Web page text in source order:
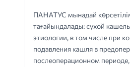
ПАНАТУС мынадай
тағайындалады: сухой
этиологии, в том числе при
подавления кашля в
послеоперационном